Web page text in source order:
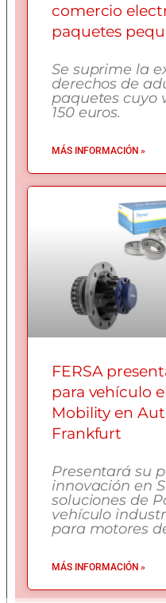
comercio
paquetes
Se suprime la
derechos de
paquetes cuyo
150 euros.
MÁS INFORMACIÓN »
FERSA
para vehículo
Mobility en
Frankfurt
Presentará su
innovación en
soluciones de
vehículo
para motores
MÁS INFORMACIÓN »